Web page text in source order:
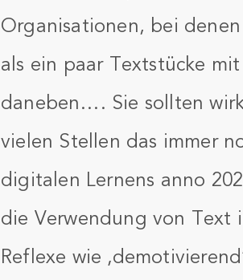
Organisationen, bei
als ein paar Textstücke
daneben…. Sie sollten
vielen Stellen das immer
digitalen Lernens anno
die Verwendung von Text
Reflexe wie